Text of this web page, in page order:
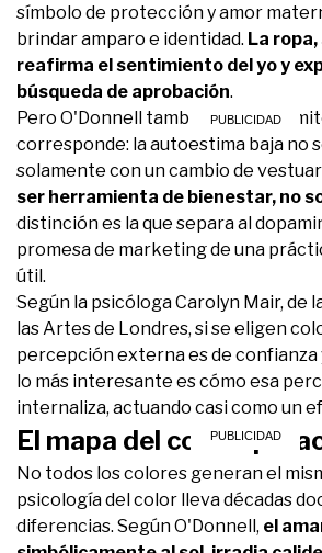
símbolo de protección y amor
brindar amparo e identidad. La
reafirma el sentimiento del yo y
búsqueda de aprobación.
Pero O'Donnell también pone el
corresponde: la autoestima baja no
solamente con un cambio de
ser herramienta de bienestar, no
distinción es la que separa al
promesa de marketing de una
útil.
Según la psicóloga Carolyn Mair, de
las Artes de Londres, si se eligen
percepción externa es de confianza
lo más interesante es cómo esa
internaliza, actuando casi como un
El mapa del color: qué
No todos los colores generan el
psicología del color lleva décadas
diferencias. Según O'Donnell, el